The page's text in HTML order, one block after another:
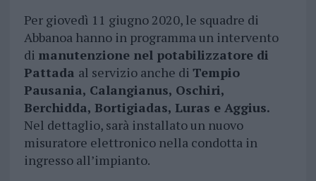
Per giovedì 11 giugno 2020, le squadre di
Abbanoa hanno in programma un intervento
di manutenzione nel potabilizzatore di
Pattada al servizio anche di Tempio
Pausania, Calangianus, Oschiri,
Berchidda, Bortigiadas, Luras e Aggius.
Nel dettaglio, sarà installato un nuovo
misuratore elettronico nella condotta in
ingresso all’impianto.